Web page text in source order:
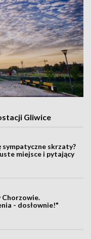
Gliwice
sympatyczne skrzaty?
miejsce i pytający
Chorzowie.
- dosłownie!"